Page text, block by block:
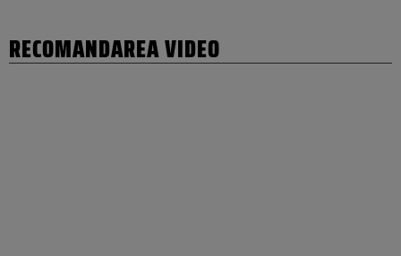
RECOMANDAREA VIDEO